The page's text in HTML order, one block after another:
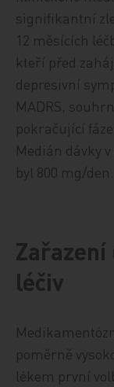
signifikantní
12 měsících
kteří před
depresivní
MADRS,
pokračující fáze
Medián dávky
byl 800 mg/den.
Zařazení
léčiv
poměrně
lékem první